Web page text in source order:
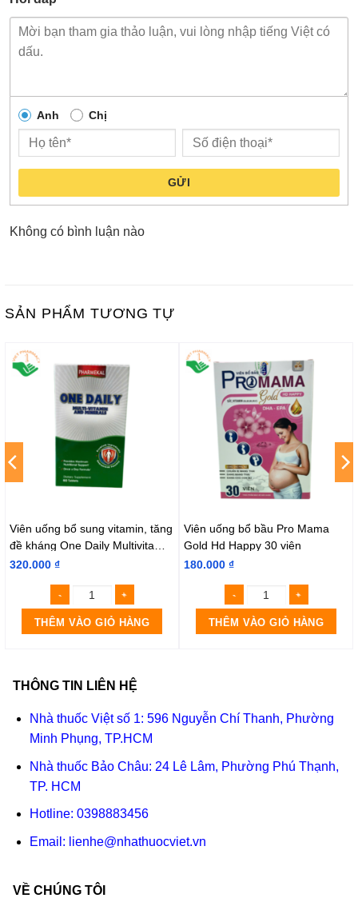
Anh Chị
GỬI
Không có bình luận nào
SẢN PHẨM TƯƠNG TỰ
Viên uống bổ sung vitamin, tăng
đề kháng One Daily Multivitamin
– Minerals (Hộp 60 viên)
320.000 ₫
THÊM VÀO GIỎ HÀNG
Viên uống bổ bầu Pro Mama
Gold Hd Happy 30 viên
180.000 ₫
THÊM VÀO GIỎ HÀNG
THÔNG TIN LIÊN HỆ
Nhà thuốc Việt số 1: 596 Nguyễn Chí Thanh, Phường
Minh Phụng, TP.HCM
Nhà thuốc Bảo Châu: 24 Lê Lâm, Phường Phú Thạnh,
TP. HCM
Hotline: 0398883456
Email: lienhe@nhathuocviet.vn
VỀ CHÚNG TÔI